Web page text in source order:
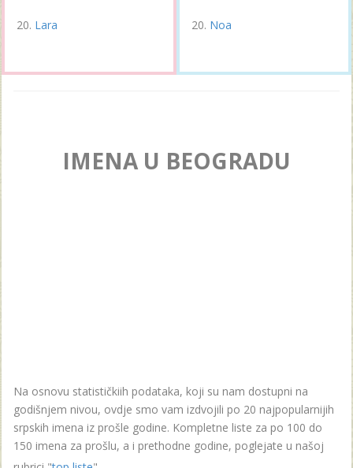
Lara Noa
IMENA U BEOGRADU
Na osnovu statističkiih podataka, koji su nam dostupni na
godišnjem nivou, ovdje smo vam izdvojili po 20 najpopularnijih
srpskih imena iz prošle godine. Kompletne liste za po 100 do
150 imena za prošlu, a i prethodne godine, poglejate u našoj